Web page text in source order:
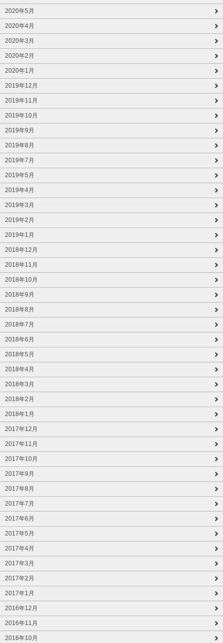
2020年5月
2020年4月
2020年3月
2020年2月
2020年1月
2019年12月
2019年11月
2019年10月
2019年9月
2019年8月
2019年7月
2019年5月
2019年4月
2019年3月
2019年2月
2019年1月
2018年12月
2018年11月
2018年10月
2018年9月
2018年8月
2018年7月
2018年6月
2018年5月
2018年4月
2018年3月
2018年2月
2018年1月
2017年12月
2017年11月
2017年10月
2017年9月
2017年8月
2017年7月
2017年6月
2017年5月
2017年4月
2017年3月
2017年2月
2017年1月
2016年12月
2016年11月
2016年10月